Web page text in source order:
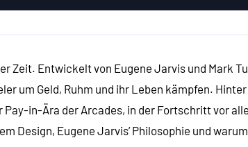
Zeit. Entwickelt von Eugene Jarvis und Mark
um Geld, Ruhm und ihr Leben kämpfen.
in-Ära der Arcades, in der Fortschritt vor
Design, Eugene Jarvis’ Philosophie und warum